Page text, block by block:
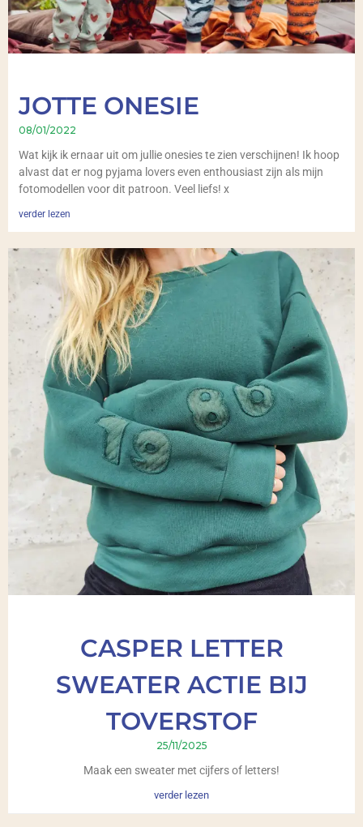
JOTTE ONESIE
08/01/2022
Wat kijk ik ernaar uit om jullie onesies te zien verschijnen! Ik hoop
alvast dat er nog pyjama lovers even enthousiast zijn als mijn
fotomodellen voor dit patroon. Veel liefs! x
verder lezen
CASPER LETTER
SWEATER ACTIE BIJ
TOVERSTOF
25/11/2025
Maak een sweater met cijfers of letters!
verder lezen